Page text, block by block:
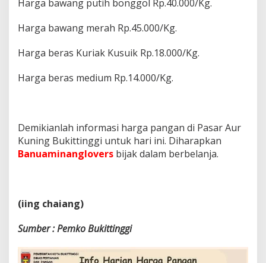
Harga bawang putih bonggol Rp.40.000/Kg.
Harga bawang merah Rp.45.000/Kg.
Harga beras Kuriak Kusuik Rp.18.000/Kg.
Harga beras medium Rp.14.000/Kg.
Demikianlah informasi harga pangan di Pasar Aur
Kuning Bukittinggi untuk hari ini. Diharapkan
Banuaminanglovers bijak dalam berbelanja.
(iing chaiang)
Sumber : Pemko Bukittinggi